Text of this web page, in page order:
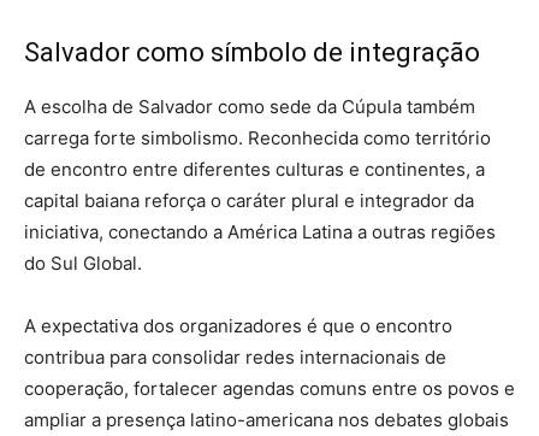
Salvador como símbolo de integração
A escolha de Salvador como sede da Cúpula também
carrega forte simbolismo. Reconhecida como território
de encontro entre diferentes culturas e continentes, a
capital baiana reforça o caráter plural e integrador da
iniciativa, conectando a América Latina a outras regiões
do Sul Global.
A expectativa dos organizadores é que o encontro
contribua para consolidar redes internacionais de
cooperação, fortalecer agendas comuns entre os povos e
ampliar a presença latino-americana nos debates globais